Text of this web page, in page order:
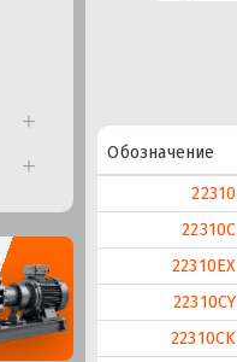
Обозначение
22310
22310C
22310EX
22310CY
22310CK